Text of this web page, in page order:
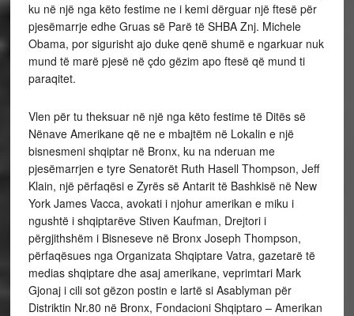
ku në një nga këto festime ne i kemi dërguar një ftesë për
pjesëmarrje edhe Gruas së Parë të SHBA Znj. Michele
Obama, por sigurisht ajo duke qenë shumë e ngarkuar nuk
mund të marë pjesë në çdo gëzim apo ftesë që mund ti
paraqitet.
Vlen për tu theksuar në një nga këto festime të Ditës së
Nënave Amerikane që ne e mbajtëm në Lokalin e një
bisnesmeni shqiptar në Bronx, ku na nderuan me
pjesëmarrjen e tyre Senatorët Ruth Hasell Thompson, Jeff
Klain, një përfaqësi e Zyrës së Antarit të Bashkisë në New
York James Vacca, avokati i njohur amerikan e miku i
ngushtë i shqiptarëve Stiven Kaufman, Drejtori i
përgjithshëm i Bisneseve në Bronx Joseph Thompson,
përfaqësues nga Organizata Shqiptare Vatra, gazetarë të
medias shqiptare dhe asaj amerikane, veprimtari Mark
Gjonaj i cili sot gëzon postin e lartë si Asablyman për
Distriktin Nr.80 në Bronx, Fondacioni Shqiptaro – Amerikan